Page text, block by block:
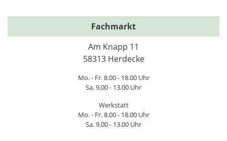
Fachmarkt
Am Knapp 11
58313 Herdecke
Mo. - Fr. 8.00 - 18.00 Uhr
Sa. 9.00 - 13.00 Uhr
Werkstatt
Mo. - Fr. 8.00 - 18.00 Uhr
Sa. 9.00 - 13.00 Uhr